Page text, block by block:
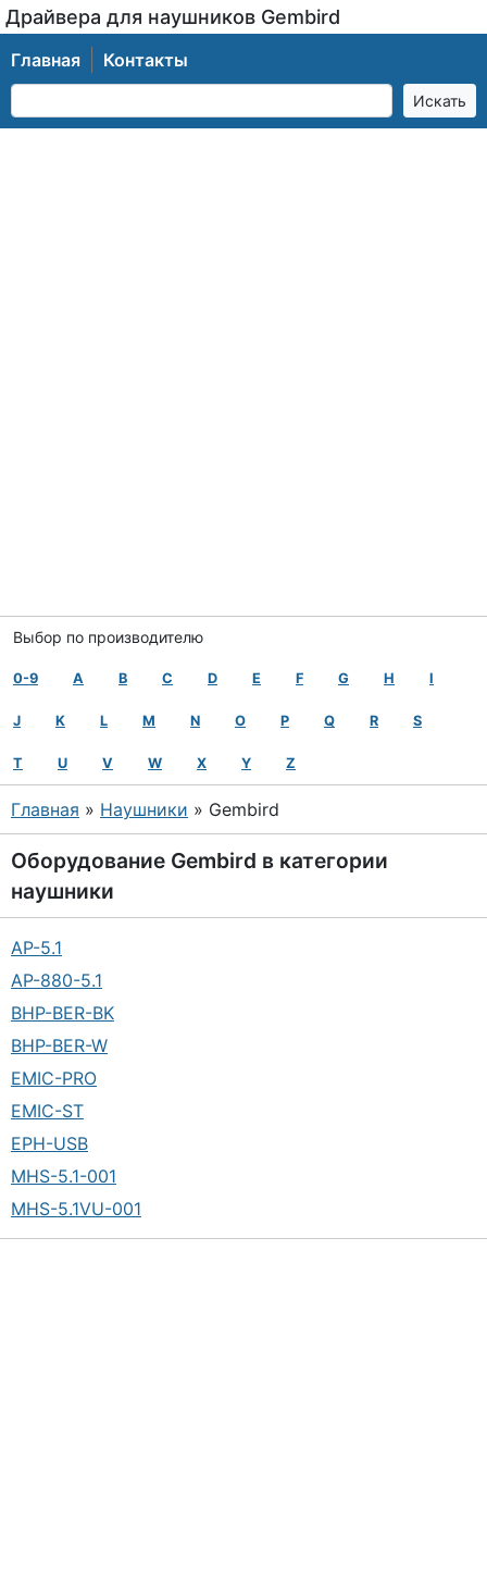
Драйвера для наушников Gembird
Главная Контакты
Выбор по производителю
0-9 A B C D E F G H I
J K L M N O P Q R S
T U V W X Y Z
Главная » Наушники » Gembird
Оборудование Gembird в категории
наушники
AP-5.1
AP-880-5.1
BHP-BER-BK
BHP-BER-W
EMIC-PRO
EMIC-ST
EPH-USB
MHS-5.1-001
MHS-5.1VU-001